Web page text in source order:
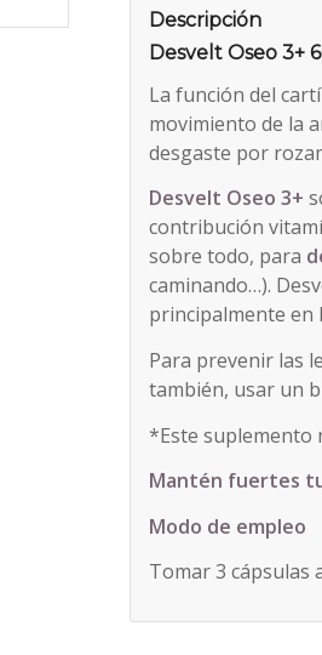
Descripción
Desvelt Oseo 3+
La función del
movimiento de la
desgaste por
Desvelt Oseo 3+
contribución
sobre todo, para
caminando…).
principalmente en
Para prevenir las
también, usar un
*Este suplemento
Mantén fuertes
Modo de empleo
Tomar 3 cápsulas